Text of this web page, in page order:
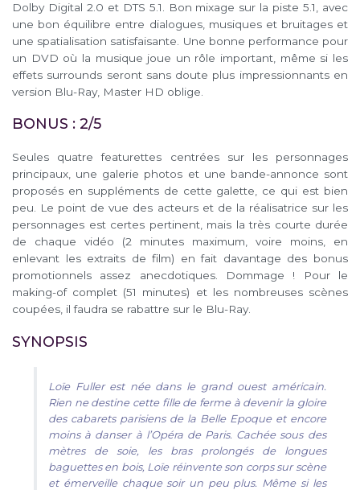
Dolby Digital 2.0 et DTS 5.1. Bon mixage sur la piste 5.1, avec
une bon équilibre entre dialogues, musiques et bruitages et
une spatialisation satisfaisante. Une bonne performance pour
un DVD où la musique joue un rôle important, même si les
effets surrounds seront sans doute plus impressionnants en
version Blu-Ray, Master HD oblige.
BONUS : 2/5
Seules quatre featurettes centrées sur les personnages
principaux, une galerie photos et une bande-annonce sont
proposés en suppléments de cette galette, ce qui est bien
peu. Le point de vue des acteurs et de la réalisatrice sur les
personnages est certes pertinent, mais la très courte durée
de chaque vidéo (2 minutes maximum, voire moins, en
enlevant les extraits de film) en fait davantage des bonus
promotionnels assez anecdotiques. Dommage ! Pour le
making-of complet (51 minutes) et les nombreuses scènes
coupées, il faudra se rabattre sur le Blu-Ray.
SYNOPSIS
Loïe Fuller est née dans le grand ouest américain.
Rien ne destine cette fille de ferme à devenir la gloire
des cabarets parisiens de la Belle Epoque et encore
moins à danser à l’Opéra de Paris. Cachée sous des
mètres de soie, les bras prolongés de longues
baguettes en bois, Loïe réinvente son corps sur scène
et émerveille chaque soir un peu plus. Même si les